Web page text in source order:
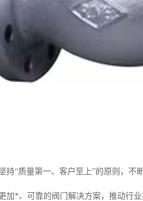
持“质量第一、客户至上”的原则，不
加*、可靠的阀门解决方案，推动行业